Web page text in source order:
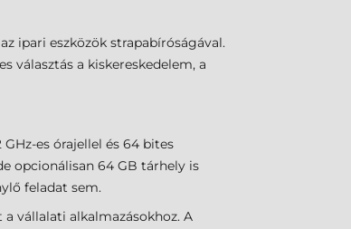
ipari eszközök strapabíróságával.
választás a kiskereskedelem, a
es órajellel és 64 bites
opcionálisan 64 GB tárhely is
feladat sem.
vállalati alkalmazásokhoz. A